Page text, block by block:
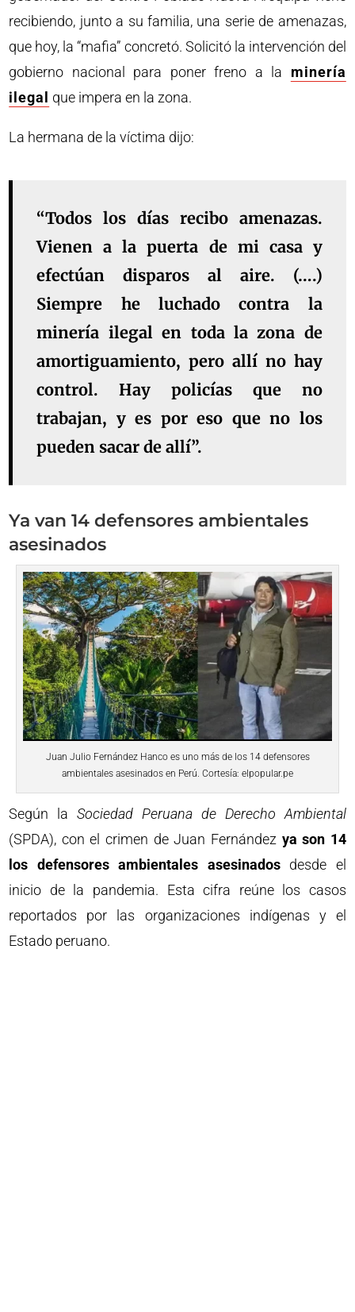
recibiendo, junto a su familia, una serie de amenazas,
que hoy, la “mafia” concretó. Solicitó la intervención del
gobierno nacional para poner freno a la minería
ilegal
que impera en la zona.
La hermana de la víctima dijo:
“Todos los días recibo amenazas.
Vienen a la puerta de mi casa y
efectúan disparos al aire. (….)
Siempre he luchado contra la
minería ilegal en toda la zona de
amortiguamiento, pero allí no hay
control. Hay policías que no
trabajan, y es por eso que no los
pueden sacar de allí”.
Ya van 14 defensores ambientales
asesinados
Juan Julio Fernández Hanco es uno más de los 14 defensores
ambientales asesinados en Perú. Cortesía: elpopular.pe
Según laSociedad Peruana de Derecho Ambiental
(SPDA), con el crimen de Juan Fernández ya son 14
los defensores ambientales asesinadosdesde el
inicio de la pandemia. Esta cifra reúne los casos
reportados por las organizaciones indígenas y el
Estado peruano.